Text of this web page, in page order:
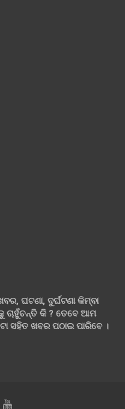
ଘଟଣା, ଦୁର୍ଘଟଣା କିମ୍ବା
ଚାହୁଁଚନ୍ତି କି ? ତେବେ ଆମ
ଖବର ପଠାଇ ପାରିବେ ।